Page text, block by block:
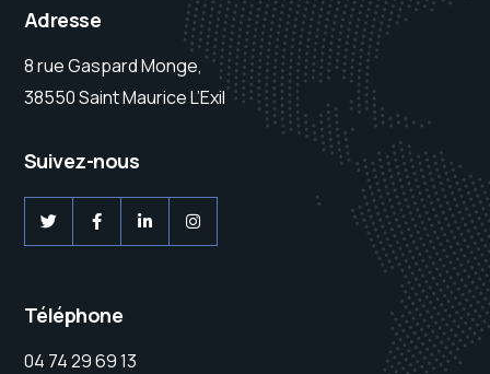
Adresse
8 rue Gaspard Monge,
38550 Saint Maurice L’Exil
Suivez-nous
Téléphone
04 74 29 69 13